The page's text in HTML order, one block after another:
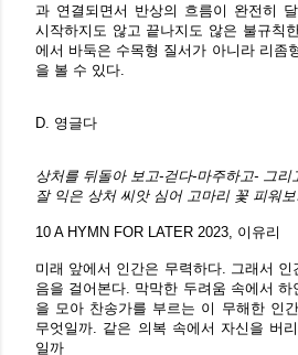
과 연결되면서 반상의 흐름이 완전히
시작하지도 않고 끝나지도 않은 불규칙
에서 바둑은 수목형 질서가 아니라 리좀
을 볼 수 있다.
D. 영글다
상처를 뒤돌아 보고-걷다-마주하고- 그리
잘 익은 상처 씨앗 심어 고마리 꽃 피워
10 A HYMN FOR LATER 2023, 이유리
미래 앞에서 인간은 무력하다. 그래서
음을 걸어본다. 막막한 두려움 속에서
을 모아 찬송가를 부르는 이 무해한 인
무엇일까. 같은 의복 속에서 자신을 버
일까